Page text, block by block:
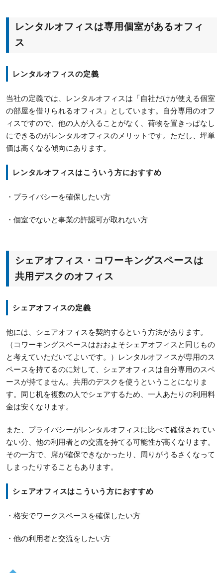
レンタルオフィスは専用個室があるオフィ
ス
レンタルオフィスの定義
当社の定義では、レンタルオフィスは「自社だけが使える個室
の部屋を借りられるオフィス」としています。自分専用のオフ
ィスですので、他の人が入ることがなく、荷物を置きっぱなし
にできるのがレンタルオフィスのメリットです。ただし、坪単
価は高くなる傾向にあります。
レンタルオフィスはこういう方におすすめ
・プライバシーを確保したい方
・個室でないと事業の許認可が取れない方
シェアオフィス・コワーキングスペースは
共用デスクのオフィス
シェアオフィスの定義
他には、シェアオフィスを契約するという方法があります。
（コワーキングスペースはおおよそシェアオフィスと同じもの
と考えていただいてよいです。）レンタルオフィスが専用のス
ペースを持てるのに対して、シェアオフィスは自分専用のスペ
ースが持てません。共用のデスクを使うということになりま
す。同じ机を複数の人でシェアするため、一人あたりの利用料
金は安くなります。
また、プライバシーがレンタルオフィスに比べて確保されてい
ない分、他の利用者との交流を持てる可能性が高くなります。
その一方で、席が確保できなかったり、周りがうるさくなって
しまったりすることもあります。
シェアオフィスはこういう方におすすめ
・格安でワークスペースを確保したい方
・他の利用者と交流をしたい方